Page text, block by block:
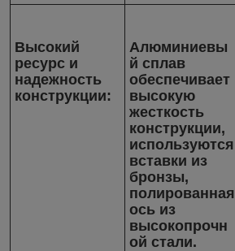
Высокий
ресурс и
надежность
конструкции:
Алюминиевы
й сплав
обеспечивает
высокую
жесткость
конструкции,
используются
вставки из
бронзы,
полированная
ось из
высокопрочн
ой стали.